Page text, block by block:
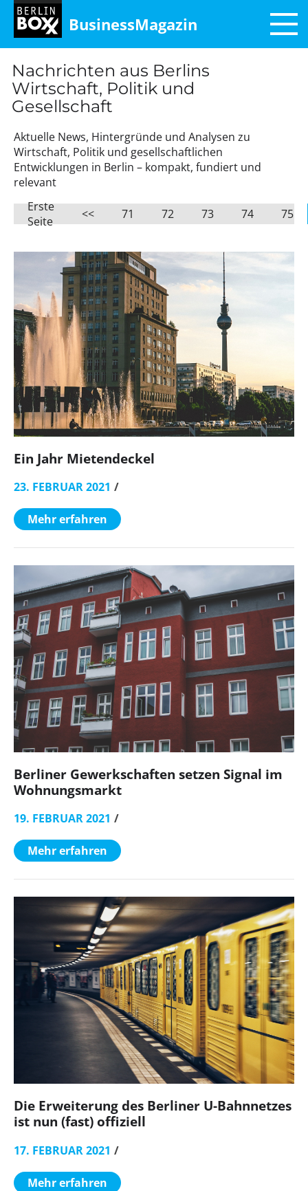
BusinessMagazin
Nachrichten aus Berlins
Wirtschaft, Politik und
Gesellschaft
Aktuelle News, Hintergründe und Analysen zu
Wirtschaft, Politik und gesellschaftlichen
Entwicklungen in Berlin – kompakt, fundiert und
relevant
Erste
Seite
<< 71 72 73 74 75
Ein Jahr Mietendeckel
23. FEBRUAR 2021
Mehr erfahren
Berliner Gewerkschaften setzen Signal im
Wohnungsmarkt
19. FEBRUAR 2021
Mehr erfahren
Die Erweiterung des Berliner U-Bahnnetzes
ist nun (fast) offiziell
17. FEBRUAR 2021
Mehr erfahren